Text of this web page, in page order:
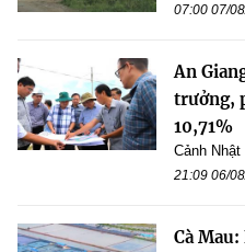
07:00 07/
An
trưởng,
10,71%
Cảnh Nhật
21:09 06/
Cà